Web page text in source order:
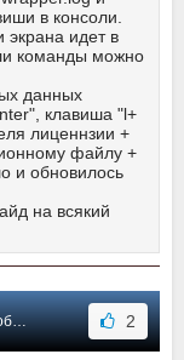
в консоли.
экрана идет в
команды можно
данных
клавиша "l+
лиценнзии +
файлу +
и обновилось
на всякий
2